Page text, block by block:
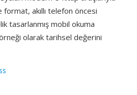
format, akıllı telefon öncesi
tasarlanmış mobil okuma
olarak tarihsel değerini